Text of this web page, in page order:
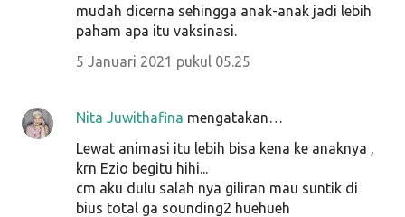
mudah dicerna sehingga anak-anak jadi lebih
paham apa itu vaksinasi.
5 Januari 2021 pukul 05.25
Nita Juwithafina mengatakan…
Lewat animasi itu lebih bisa kena ke anaknya ,
krn Ezio begitu hihi...
cm aku dulu salah nya giliran mau suntik di
bius total ga sounding2 huehueh